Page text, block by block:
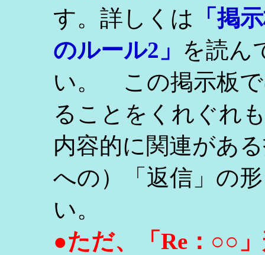
す。詳しくは
「掲
のルール2」 を読ん
い。 この掲示板で
ることをくれぐれ
内容的に関連があ
への）「返信」の
い。
●ただ、「Re：○○